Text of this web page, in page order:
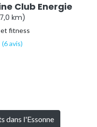
Club Energie
km)
et fitness
(6 avis)
dans l'Essonne